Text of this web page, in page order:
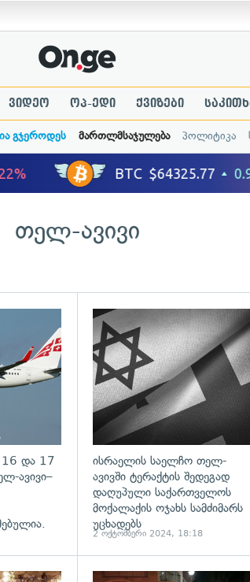
ვიდეო ოპ-ედი ქვიზები
გჯეროდეს მართლმსაჯულება პოლიტიკა
თელ-ავივი
გადახედვა
16 და 17
ავივი–
ისრაელის საელჩო თელ-
ავივში ტერაქტის შედეგად
დაღუპული საქართველოს
მოქალაქის ოჯახს სამძიმარს
უცხადებს
2 ოქტომბერი 2024, 18:18